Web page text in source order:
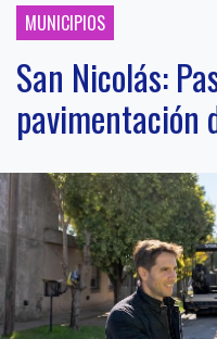
MUNICIPIOS
San Nicolás:
pavimentación